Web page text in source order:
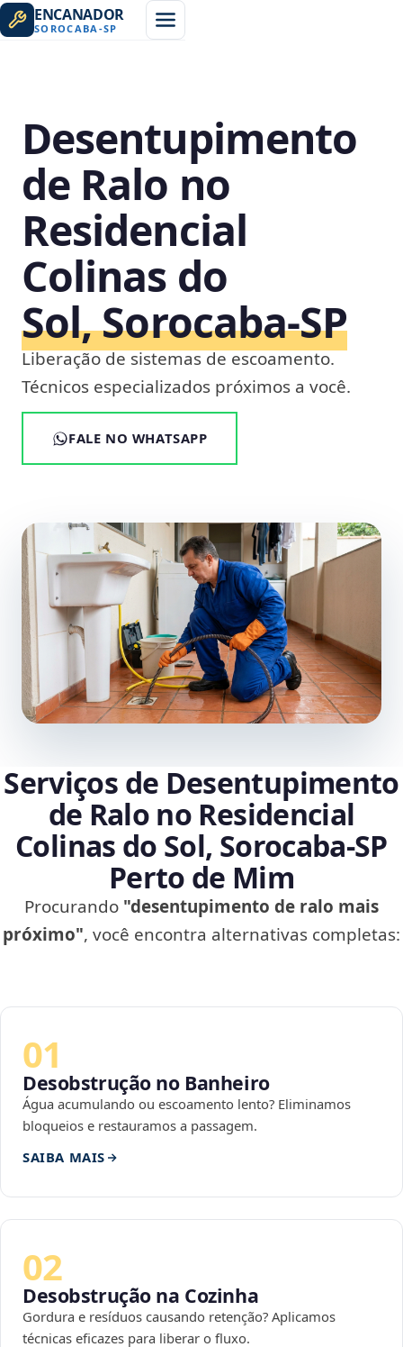
ENCANADOR
SOROCABA -SP
Desentupimento
de Ralo no
Residencial
Colinas do
Sol, Sorocaba‑SP
Liberação de sistemas de escoamento.
Técnicos especializados próximos a você.
FALE NO WHATSAPP
Serviços de Desentupimento
de Ralo no Residencial
Colinas do Sol, Sorocaba‑SP
Perto de Mim
Procurando "desentupimento de ralo mais
próximo", você encontra alternativas completas:
01
Desobstrução no Banheiro
Água acumulando ou escoamento lento? Eliminamos
bloqueios e restauramos a passagem.
SAIBA MAIS
02
Desobstrução na Cozinha
Gordura e resíduos causando retenção? Aplicamos
técnicas eficazes para liberar o fluxo.